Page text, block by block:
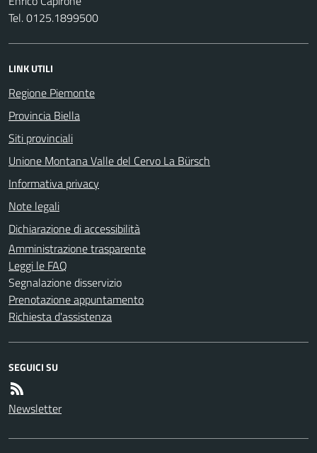
Tel. 0125.1899500
LINK UTILI
Regione Piemonte
Provincia Biella
Siti provinciali
Unione Montana Valle del Cervo La Bürsch
Informativa privacy
Note legali
Dichiarazione di accessibilità
Amministrazione trasparente
Leggi le FAQ
Segnalazione disservizio
Prenotazione appuntamento
Richiesta d'assistenza
SEGUICI SU
Newsletter